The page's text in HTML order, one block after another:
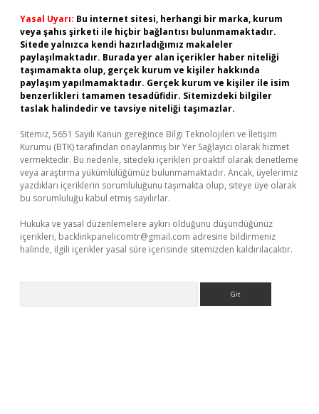
Yasal Uyarı: Bu internet sitesi, herhangi bir marka, kurum
veya şahıs şirketi ile hiçbir bağlantısı bulunmamaktadır.
Sitede yalnızca kendi hazırladığımız makaleler
paylaşılmaktadır. Burada yer alan içerikler haber niteliği
taşımamakta olup, gerçek kurum ve kişiler hakkında
paylaşım yapılmamaktadır. Gerçek kurum ve kişiler ile isim
benzerlikleri tamamen tesadüfidir. Sitemizdeki bilgiler
taslak halindedir ve tavsiye niteliği taşımazlar.
Sitemiz, 5651 Sayılı Kanun gereğince Bilgi Teknolojileri ve İletişim
Kurumu (BTK) tarafından onaylanmış bir Yer Sağlayıcı olarak hizmet
vermektedir. Bu nedenle, sitedeki içerikleri proaktif olarak denetleme
veya araştırma yükümlülüğümüz bulunmamaktadır. Ancak, üyelerimiz
yazdıkları içeriklerin sorumluluğunu taşımakta olup, siteye üye olarak
bu sorumluluğu kabul etmiş sayılırlar.
Hukuka ve yasal düzenlemelere aykırı olduğunu düşündüğünüz
içerikleri, backlinkpanelicomtr@gmail.com adresine bildirmeniz
halinde, ilgili içerikler yasal süre içerisinde sitemizden kaldırılacaktır.